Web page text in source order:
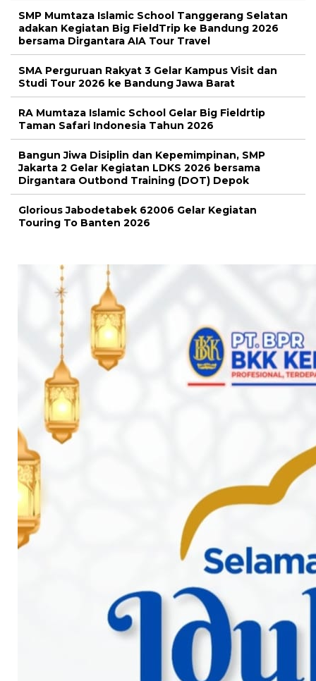
SMP Mumtaza Islamic School Tanggerang Selatan
adakan Kegiatan Big FieldTrip ke Bandung 2026
bersama Dirgantara AIA Tour Travel
SMA Perguruan Rakyat 3 Gelar Kampus Visit dan
Studi Tour 2026 ke Bandung Jawa Barat
RA Mumtaza Islamic School Gelar Big Fieldrtip
Taman Safari Indonesia Tahun 2026
Bangun Jiwa Disiplin dan Kepemimpinan, SMP
Jakarta 2 Gelar Kegiatan LDKS 2026 bersama
Dirgantara Outbond Training (DOT) Depok
Glorious Jabodetabek 62006 Gelar Kegiatan
Touring To Banten 2026